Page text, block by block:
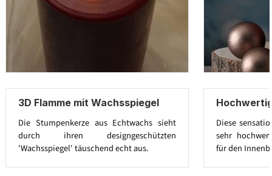
3D Flamme mit Wachsspiegel
Die Stumpenkerze aus Echtwachs sieht
durch ihren designgeschützten
'Wachsspiegel' täuschend echt aus.
Diese
sehr
für den